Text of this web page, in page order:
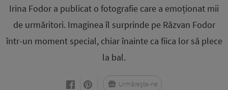
Irina Fodor a publicat o fotografie care a emoționat mii
de urmăritori. Imaginea îl surprinde pe Răzvan Fodor
într-un moment special, chiar înainte ca fiica lor să plece
la bal.
Urmărește-ne